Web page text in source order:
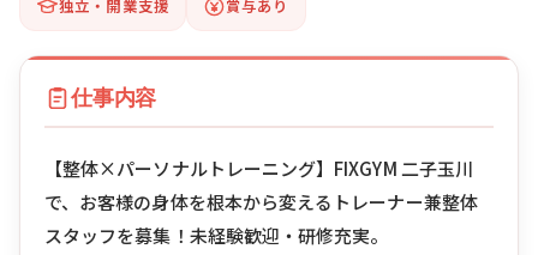
独立・開業支援 賞与あり
仕事内容
【整体×パーソナルトレーニング】FIXGYM 二子玉川
で、お客様の身体を根本から変えるトレーナー兼整体
スタッフを募集！未経験歓迎・研修充実。